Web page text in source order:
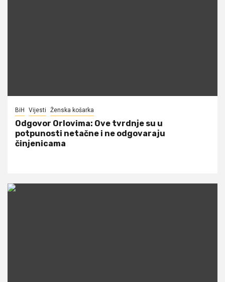
BiH Vijesti Ženska košarka
Odgovor Orlovima: ​Ove tvrdnje su u
potpunosti netačne i ne odgovaraju
činjenicama